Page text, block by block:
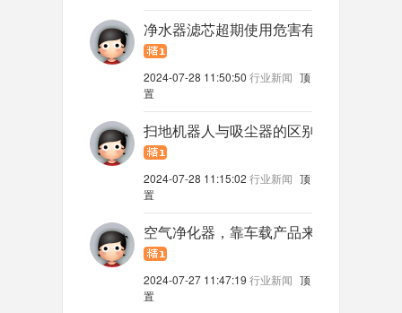
净水器滤芯超期使用危害有多大？
2024-07-28 11:50:50 行业新闻 顶
置
扫地机器人与吸尘器的区别在哪？两者
2024-07-28 11:15:02 行业新闻 顶
置
空气净化器，靠车载产品来拯救，还是
2024-07-27 11:47:19 行业新闻 顶
置